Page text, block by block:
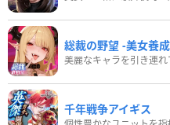
総裁の野望 -美女養
美麗なキャラを引き連
千年戦争アイギス